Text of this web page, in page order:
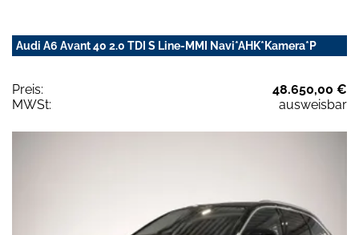
Audi A6 Avant 40 2.0 TDI S Line-MMI Navi*AHK*Kamera*P
Preis:
48.650,00 €
MWSt:
ausweisbar